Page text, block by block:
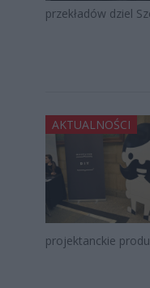
przekładów dziel
AKTUALNOŚCI
projektanckie